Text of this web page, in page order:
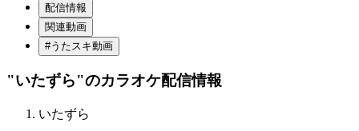
配信情報
関連動画
#うたスキ動画
"いたずら"のカラオケ配信情報
いたずら